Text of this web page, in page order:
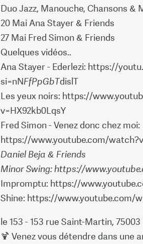
Duo Jazz, Manouche, Chansons &
20 Mai Ana Stayer & Friends
27 Mai Fred Simon & Friends
Quelques vidéos..
Ana Stayer - Ederlezi: https://
si=nNFfPpGbTdislT
Les yeux noirs: https://
v=HX92kb0LqsY
Fred Simon - Venez donc chez moi:
https://www.youtube.com/
Daniel Beja & Friends
Minor Swing: https://
Impromptu: https://
Shine: https://www.youtube.com/
le 153 - 153 rue Saint-Martin, 75003
🍹 Venez vous détendre dans une